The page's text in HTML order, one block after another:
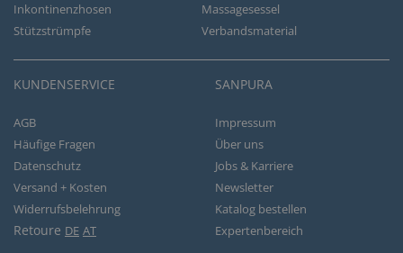
Inkontinenzhosen
Massagesessel
Stützstrümpfe
Verbandsmaterial
KUNDENSERVICE
AGB
Häufige Fragen
Datenschutz
Versand + Kosten
Widerrufsbelehrung
Retoure DE AT
SANPURA
Impressum
Über uns
Jobs & Karriere
Newsletter
Katalog bestellen
Expertenbereich